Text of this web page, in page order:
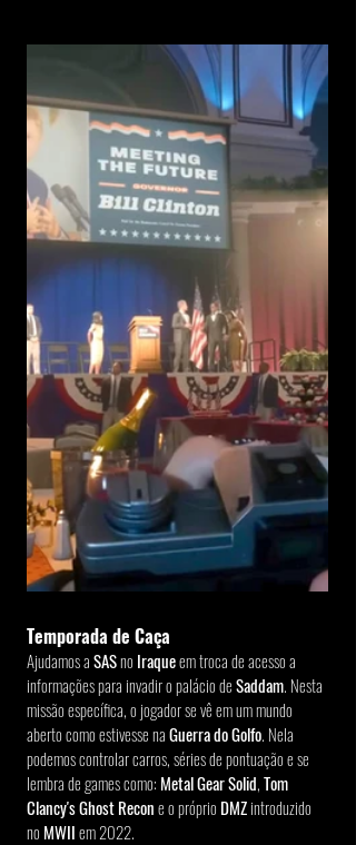
Temporada de Caça
Ajudamos a SAS no Iraque em troca de acesso a
informações para invadir o palácio de Saddam. Nesta
missão específica, o jogador se vê em um mundo
aberto como estivesse na Guerra do Golfo. Nela
podemos controlar carros, séries de pontuação e se
lembra de games como: Metal Gear Solid, Tom
Clancy's Ghost Recon e o próprio DMZ introduzido
no MWII em 2022.